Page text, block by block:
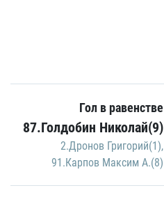
Гол в равенстве
87.Голдобин Николай(9)
2.Дронов Григорий(1),
91.Карпов Максим А.(8)